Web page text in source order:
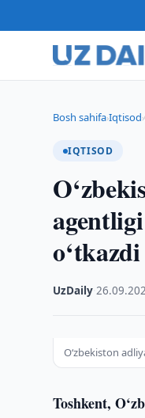
Bosh sahifa›Iqtisod›
IQTISOD
o‘tkazdi
UzDaily ·
O‘zbekiston
Toshkent,